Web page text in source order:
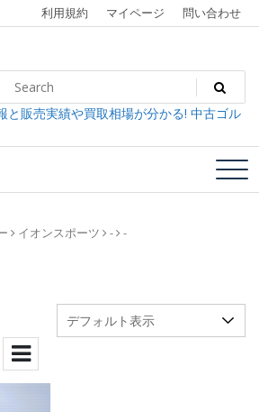
利用規約 マイページ 問い合わせ
Market dev
！U-SHOPゴルフマーケット
と販売実績や買取相場が分かる! 中古ゴル
イオンスポーツ - -